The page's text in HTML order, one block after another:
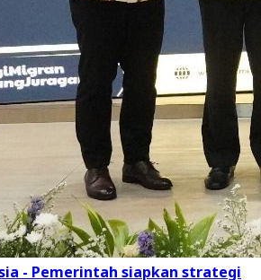
- Pemerintah siapkan strategi